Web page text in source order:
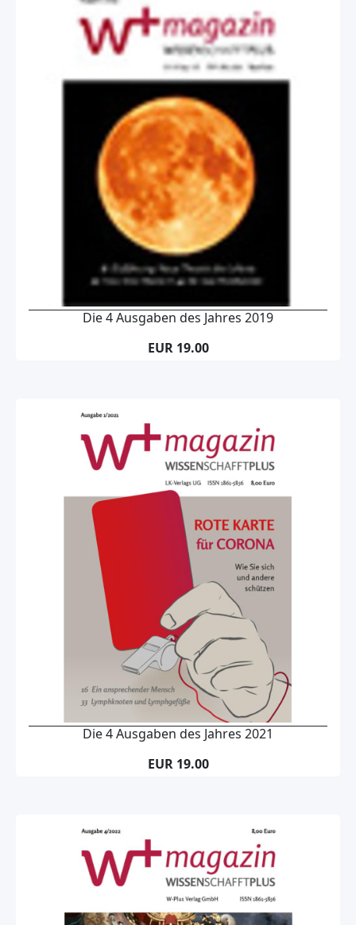
Die 4 Ausgaben des Jahres 2019
EUR 19.00
Die 4 Ausgaben des Jahres 2021
EUR 19.00